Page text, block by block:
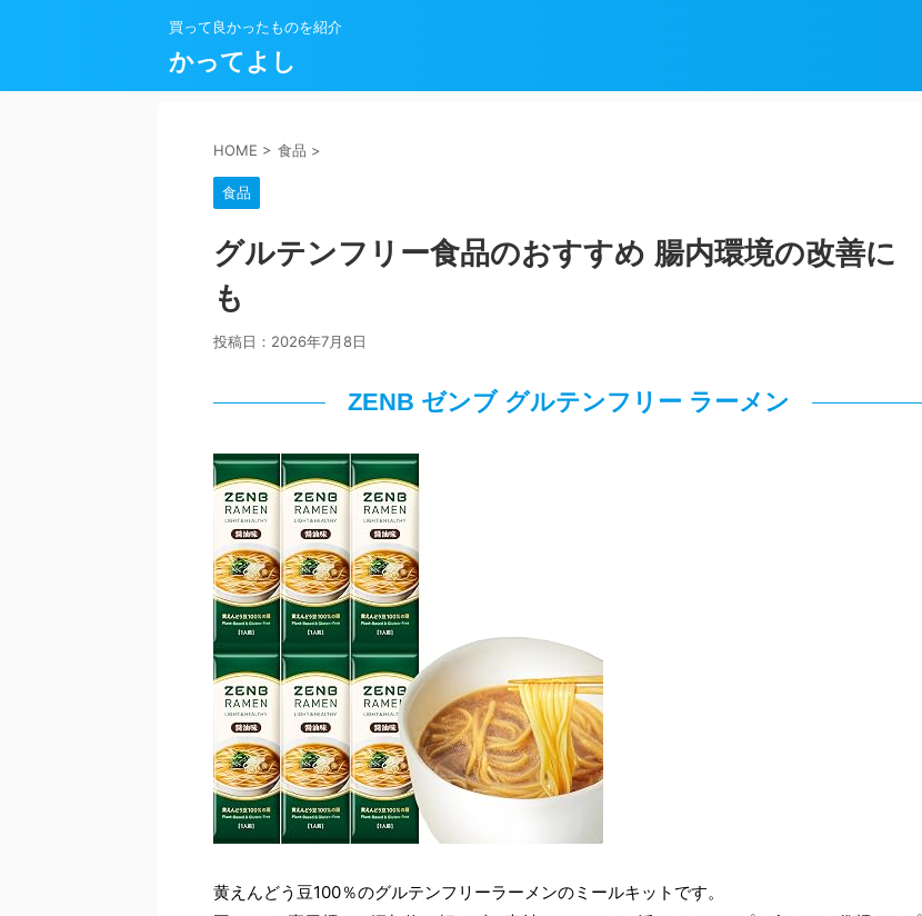
買って良かったものを紹介
かってよし
HOME > 食品 >
食品
グルテンフリー食品のおすすめ 腸内環境の改善に
も
投稿日： 2026年7月8日
ZENB ゼンブ グルテンフリー ラーメン
黄えんどう豆100％のグルテンフリーラーメンのミールキットです。